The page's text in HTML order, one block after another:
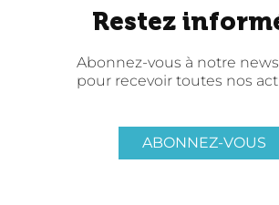
Restez
Abonnez-vous à notre
pour recevoir toutes nos
ABONNEZ-VOUS